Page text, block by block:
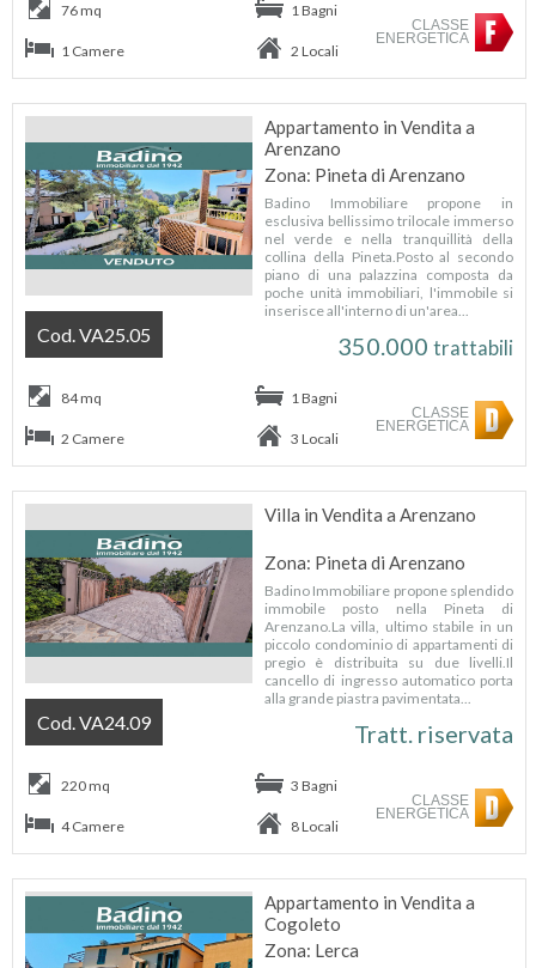
76 mq 1 Bagni
1 Camere 2 Locali
CLASSE
ENERGETICA
Appartamento in Vendita a
Arenzano
Zona: Pineta di Arenzano
Badino Immobiliare propone in
esclusiva bellissimo trilocale immerso
nel verde e nella tranquillità della
collina della Pineta.Posto al secondo
piano di una palazzina composta da
poche unità immobiliari, l'immobile si
inserisce all'interno di un'area...
350.000 trattabili
Cod. VA25.05
84 mq 1 Bagni
2 Camere 3 Locali
CLASSE
ENERGETICA
Villa in Vendita a Arenzano
Zona: Pineta di Arenzano
Badino Immobiliare propone splendido
immobile posto nella Pineta di
Arenzano.La villa, ultimo stabile in un
piccolo condominio di appartamenti di
pregio è distribuita su due livelli.Il
cancello di ingresso automatico porta
alla grande piastra pavimentata...
Tratt. riservata
Cod. VA24.09
220 mq 3 Bagni
4 Camere 8 Locali
CLASSE
ENERGETICA
Appartamento in Vendita a
Cogoleto
Zona: Lerca